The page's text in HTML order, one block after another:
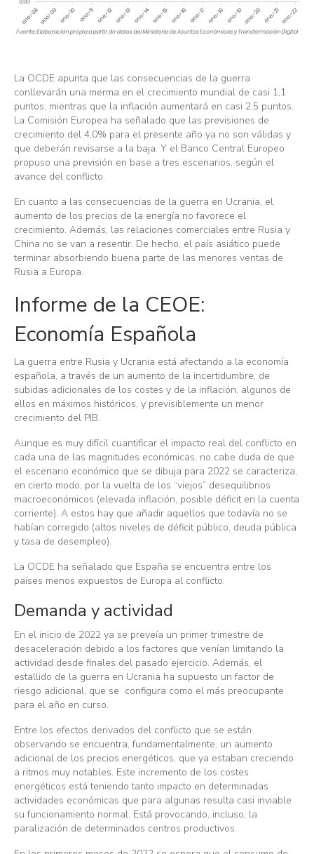
La OCDE apunta que las consecuencias de la guerra
conllevarán una merma en el crecimiento mundial de casi 1,1
puntos, mientras que la inflación aumentará en casi 2,5 puntos.
La Comisión Europea ha señalado que las previsiones de
crecimiento del 4,0% para el presente año ya no son válidas y
que deberán revisarse a la baja. Y el Banco Central Europeo
propuso una previsión en base a tres escenarios, según el
avance del conflicto.
En cuanto a las consecuencias de la guerra en Ucrania, el
aumento de los precios de la energía no favorece el
crecimiento. Además, las relaciones comerciales entre Rusia y
China no se van a resentir. De hecho, el país asiático puede
terminar absorbiendo buena parte de las menores ventas de
Rusia a Europa.
Informe de la CEOE:
Economía Española
La guerra entre Rusia y Ucrania está afectando a la economía
española, a través de un aumento de la incertidumbre, de
subidas adicionales de los costes y de la inflación, algunos de
ellos en máximos históricos, y previsiblemente un menor
crecimiento del PIB.
Aunque es muy difícil cuantificar el impacto real del conflicto en
cada una de las magnitudes económicas, no cabe duda de que
el escenario económico que se dibuja para 2022 se caracteriza,
en cierto modo, por la vuelta de los “viejos” desequilibrios
macroeconómicos (elevada inflación, posible déficit en la cuenta
corriente). A estos hay que añadir aquellos que todavía no se
habían corregido (altos niveles de déficit público, deuda pública
y tasa de desempleo).
La OCDE ha señalado que España se encuentra entre los
países menos expuestos de Europa al conflicto.
Demanda y actividad
En el inicio de 2022 ya se preveía un primer trimestre de
desaceleración debido a los factores que venían limitando la
actividad desde finales del pasado ejercicio. Además, el
estallido de la guerra en Ucrania ha supuesto un factor de
riesgo adicional, que se configura como el más preocupante
para el año en curso.
Entre los efectos derivados del conflicto que se están
observando se encuentra, fundamentalmente, un aumento
adicional de los precios energéticos, que ya estaban creciendo
a ritmos muy notables. Este incremento de los costes
energéticos está teniendo tanto impacto en determinadas
actividades económicas que para algunas resulta casi inviable
su funcionamiento normal. Está provocando, incluso, la
paralización de determinados centros productivos.